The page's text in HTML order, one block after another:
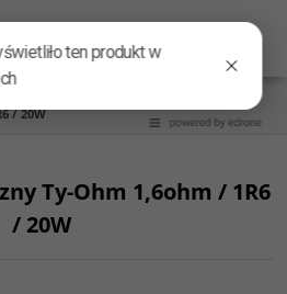
MenuPanel
/ 20W
Ty-Ohm 1,6ohm / 1R6
/ 20W